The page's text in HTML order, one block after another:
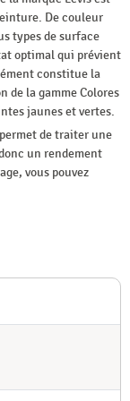
De couleur
types de surface
optimal qui prévient
constitue la
de la gamme Colores
jaunes et vertes.
de traiter une
un rendement
vous pouvez